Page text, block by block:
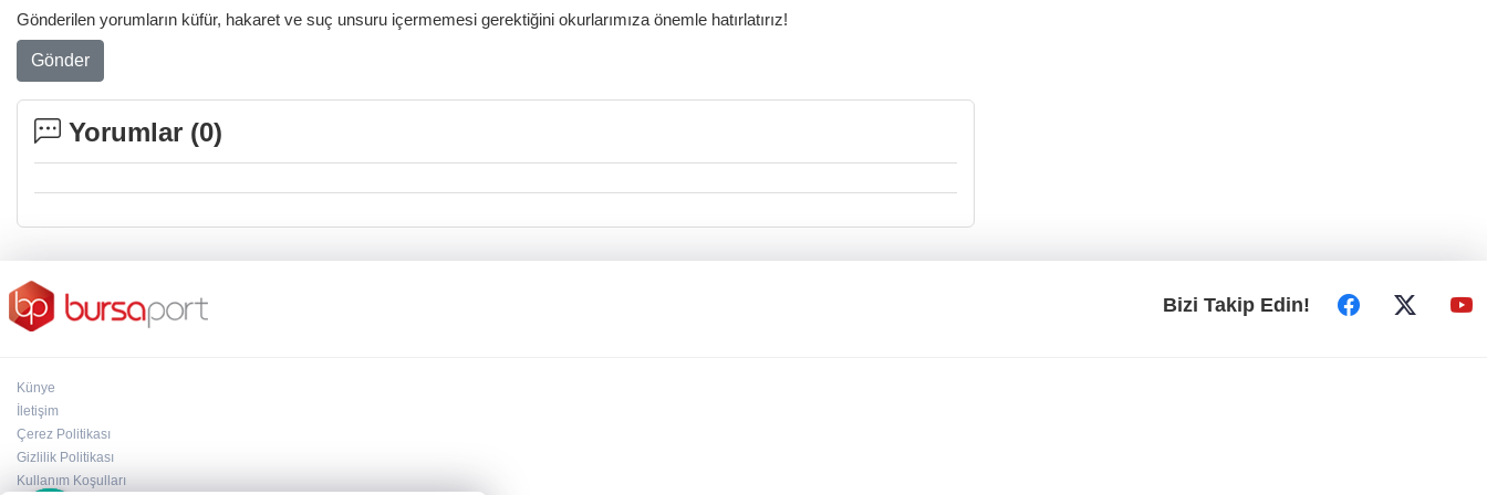
Gönderilen yorumların küfür, hakaret ve suç unsuru içermemesi gerektiğini okurlarımıza önemle hatırlatırız!
Gönder
Yorumlar (0)
Bizi Takip Edin!
Künye
İletişim
Çerez Politikası
Gizlilik Politikası
Kullanım Koşulları
×